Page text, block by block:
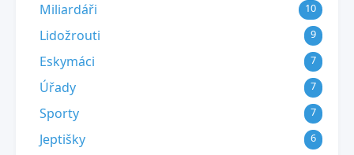
Miliardáři 10
Lidožrouti 9
Eskymáci 7
Úřady 7
Sporty 7
Jeptišky 6